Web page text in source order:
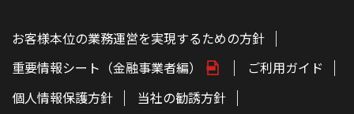
お客様本位の業務運営を実現するための方針
重要情報シート（金融事業者編）
ご利用ガイド
個人情報保護方針
当社の勧誘方針